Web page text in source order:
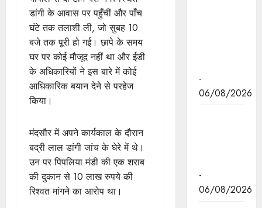
डांगी के आवास पर पहुँचीं और पाँच
घंटे तक तलाशी ली, जो सुबह 10
बजे तक पूरी हो गई। छापे के समय
घर पर कोई मौजूद नहीं था और ईडी
के अधिकारियों ने इस बारे में कोई
आधिकारिक बयान देने से परहेज
किया।
मंदसौर में अपने कार्यकाल के दौरान
बद्री लाल डांगी जांच के घेरे में थे।
उन पर पिपलिया मंडी की एक शराब
की दुकान से 10 लाख रुपये की
रिश्वत मांगने का आरोप था।
-
06/08/2026
-
06/08/2026